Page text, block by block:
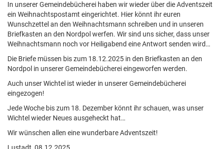
In unserer Gemeindebücherei haben wir wieder über die Adventszeit
ein Weihnachtspostamt eingerichtet. Hier könnt ihr euren
Wunschzettel an den Weihnachtsmann schreiben und in unseren
Briefkasten an den Nordpol werfen. Wir sind uns sicher, dass unser
Weihnachtsmann noch vor Heiligabend eine Antwort senden wird…
Die Briefe müssen bis zum 18.12.2025 in den Briefkasten an den
Nordpol in unserer Gemeindebücherei eingeworfen werden.
Auch unser Wichtel ist wieder in unserer Gemeindebücherei
eingezogen!
Jede Woche bis zum 18. Dezember könnt ihr schauen, was unser
Wichtel wieder Neues ausgeheckt hat…
Wir wünschen allen eine wunderbare Adventszeit!